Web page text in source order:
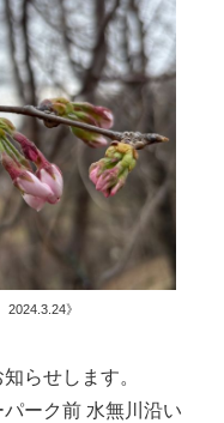
》
らせします。
ーク前 水無川沿い